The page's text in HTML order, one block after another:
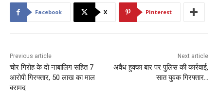
Facebook X Pinterest
Previous article
चोर गिरोह के दो नाबालिग सहित 7
आरोपी गिरफ्तार, 50 लाख का माल
बरामद
Next article
अवैध हुक्का बार पर पुलिस की कार्रवाई,
सात युवक गिरफ्तार…